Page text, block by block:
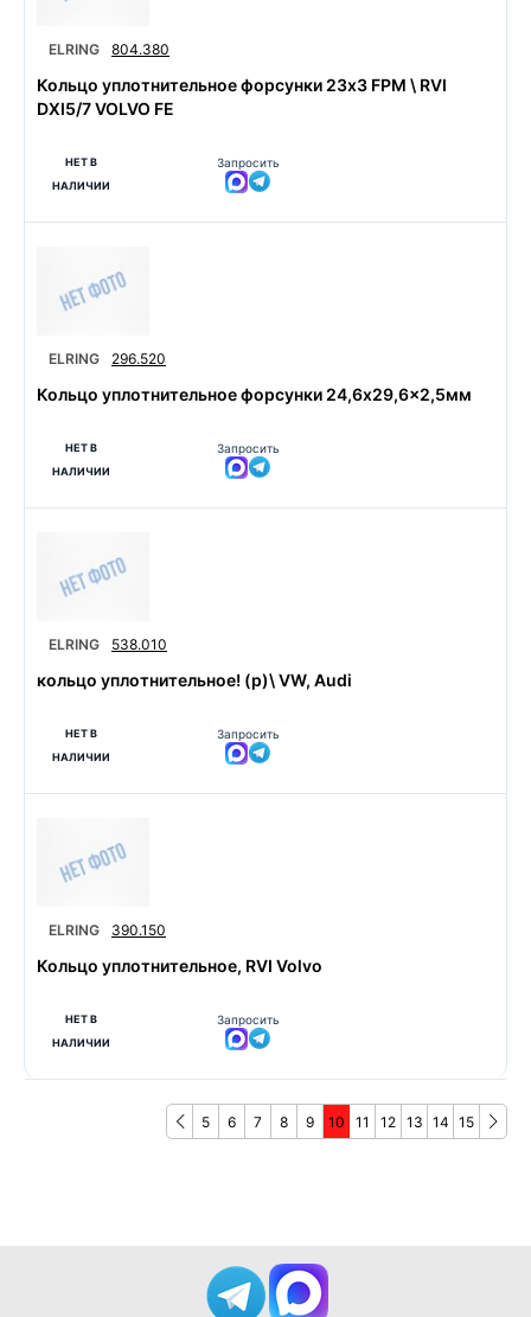
ELRING 804.380
Кольцо уплотнительное форсунки 23x3 FPM \ RVI
DXI5/7 VOLVO FE
НЕТ В
НАЛИЧИИ
Запросить
ELRING 296.520
Кольцо уплотнительное форсунки 24,6x29,6x2,5мм
НЕТ В
НАЛИЧИИ
Запросить
ELRING 538.010
кольцо уплотнительное! (р)\ VW, Audi
НЕТ В
НАЛИЧИИ
Запросить
ELRING 390.150
Кольцо уплотнительное, RVI Volvo
НЕТ В
НАЛИЧИИ
Запросить
5 6 7 8 9 10 11 12 13 14 15